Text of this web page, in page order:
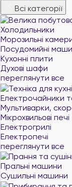
Всі категорії
Холодильники
Морозильні
Посудомийні
Кухонні плити
Духові шафи
переглянути все
Електрочайники
Мультиварки,
Мікрохвильові печі
Електрогрилі
Електропечі
переглянути все
Пральні машини
Сушильні машини